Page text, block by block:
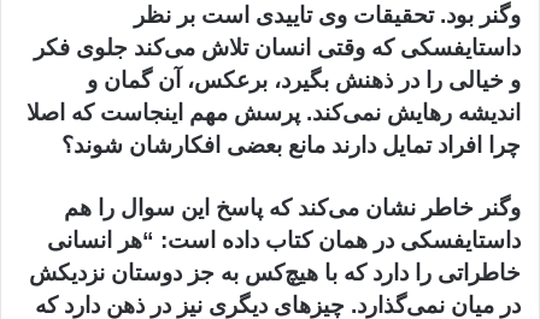
وگنر بود. تحقیقات وی تاییدی است بر نظر
داستایفسکی که وقتی انسان تلاش می‌کند جلوی فکر
و خیالی را در ذهنش بگیرد، برعکس، آن گمان و
اندیشه رهایش نمی‌کند. پرسش مهم اینجاست که اصلا
چرا افراد تمایل دارند مانع بعضی افکارشان شوند؟
وگنر خاطر نشان می‌کند که پاسخ این سوال را هم
داستایفسکی در همان کتاب داده است: “هر انسانی
خاطراتی را دارد که با هیچ‌کس به جز دوستان نزدیکش
در میان نمی‌گذارد. چیزهای دیگری نیز در ذهن دارد که